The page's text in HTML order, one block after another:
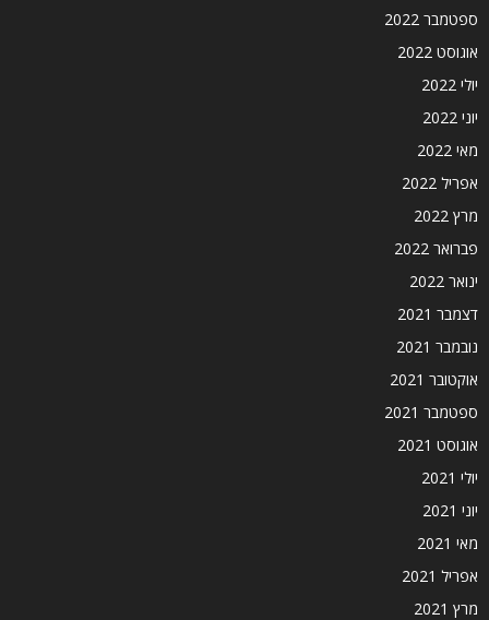
ספטמבר 2022
אוגוסט 2022
יולי 2022
יוני 2022
מאי 2022
אפריל 2022
מרץ 2022
פברואר 2022
ינואר 2022
דצמבר 2021
נובמבר 2021
אוקטובר 2021
ספטמבר 2021
אוגוסט 2021
יולי 2021
יוני 2021
מאי 2021
אפריל 2021
מרץ 2021